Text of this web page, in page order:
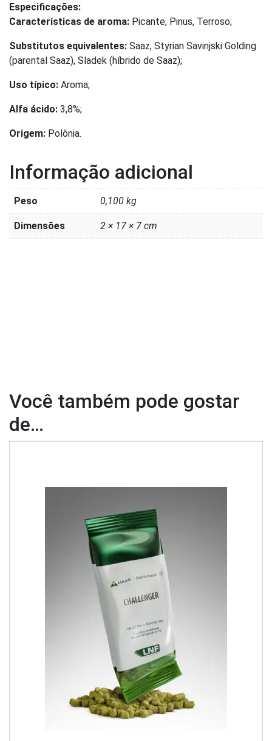
Especificações:
Características de aroma: Picante, Pinus, Terroso;
Substitutos equivalentes: Saaz, Styrian Savinjski Golding
(parental Saaz), Sladek (híbrido de Saaz);
Uso típico: Aroma;
Alfa ácido: 3,8%;
Origem: Polônia.
Informação adicional
Peso 0,100 kg
Dimensões 2 × 17 × 7 cm
Você também pode gostar
de…